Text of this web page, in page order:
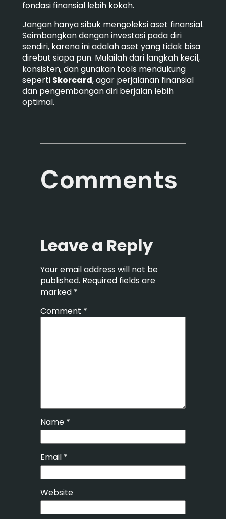
fondasi finansial lebih kokoh.
Jangan hanya sibuk mengoleksi aset finansial.
Seimbangkan dengan investasi pada diri
sendiri, karena ini adalah aset yang tidak bisa
direbut siapa pun. Mulailah dari langkah kecil,
konsisten, dan gunakan tools mendukung
seperti Skorcard, agar perjalanan finansial
dan pengembangan diri berjalan lebih
optimal.
Comments
Leave a Reply
Your email address will not be
published. Required fields are
marked *
Comment *
Name *
Email *
Website